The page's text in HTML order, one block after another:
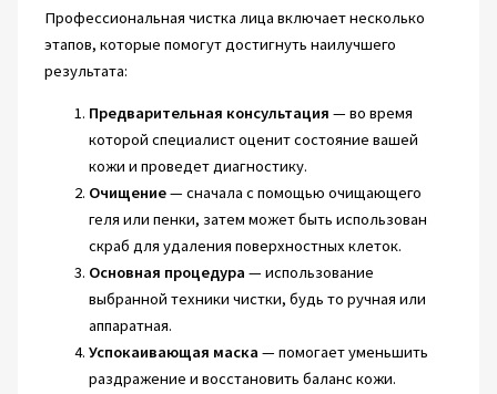
Профессиональная чистка лица включает несколько
этапов, которые помогут достигнуть наилучшего
результата:
Предварительная консультация — во время
которой специалист оценит состояние вашей
кожи и проведет диагностику.
Очищение— сначала с помощью очищающего
геля или пенки, затем может быть использован
скраб для удаления поверхностных клеток.
Основная процедура — использование
выбранной техники чистки, будь то ручная или
аппаратная.
Успокаивающая маска — помогает уменьшить
раздражение и восстановить баланс кожи.